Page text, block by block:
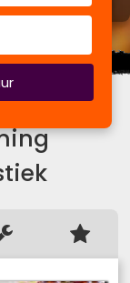
de schuld.